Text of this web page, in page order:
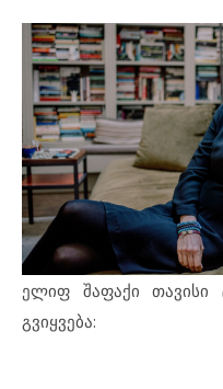
ელიფ შაფაქი თავისი
გვიყვება: